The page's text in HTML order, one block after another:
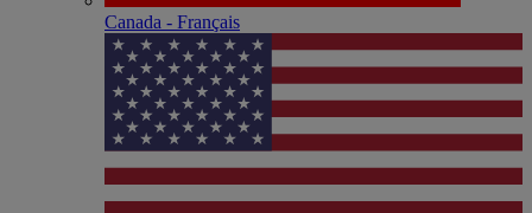
Canada - Français